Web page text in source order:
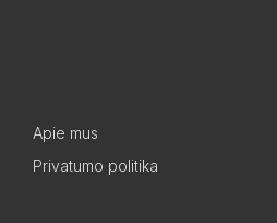
Apie mus
Privatumo politika